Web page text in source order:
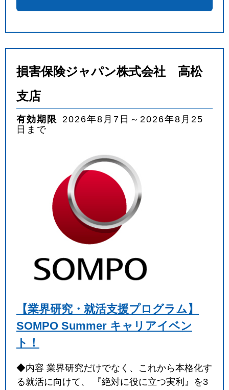
損害保険ジャパン株式会社 高松
支店
有効期限
2026年8月7日～2026年8月25
日まで
【業界研究・就活支援プログラム】
SOMPO Summer キャリアイベン
ト！
◆内容 業界研究だけでなく、これから本格化す
る就活に向けて、 『絶対に役に立つ実利』を3